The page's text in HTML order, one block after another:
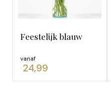
Rouwbloemstuk rond
Speciale vormen
Grootte
Feestelijk blauw
vanaf
24,99